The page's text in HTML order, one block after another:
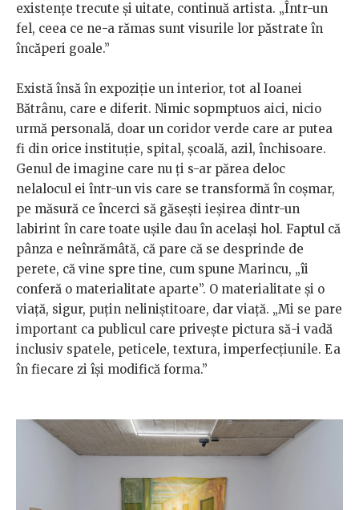
existențe trecute și uitate, continuă artista. „Într-un
fel, ceea ce ne-a rămas sunt visurile lor păstrate în
încăperi goale.”
Există însă în expoziție un interior, tot al Ioanei
Bătrânu, care e diferit. Nimic sopmptuos aici, nicio
urmă personală, doar un coridor verde care ar putea
fi din orice instituție, spital, școală, azil, închisoare.
Genul de imagine care nu ți s-ar părea deloc
nelalocul ei într-un vis care se transformă în coșmar,
pe măsură ce încerci să găsești ieșirea dintr-un
labirint în care toate ușile dau în același hol. Faptul că
pânza e neînrămâtă, că pare că se desprinde de
perete, că vine spre tine, cum spune Marincu, „îi
conferă o materialitate aparte”. O materialitate și o
viață, sigur, puțin neliniștitoare, dar viață. „Mi se pare
important ca publicul care privește pictura să-i vadă
inclusiv spatele, peticele, textura, imperfecțiunile. Ea
în fiecare zi își modifică forma.”